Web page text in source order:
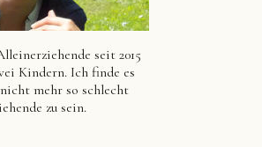
seit 2015
Kindern. Ich finde es
mehr so schlecht
zu sein.